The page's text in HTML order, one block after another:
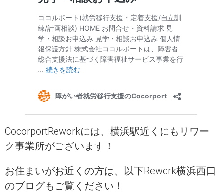
CocorportReworkには、横浜駅近くにもリワー
ク事業所がございます！
お住まいがお近くの方は、以下Rework横浜西口
のブログもご覧ください！